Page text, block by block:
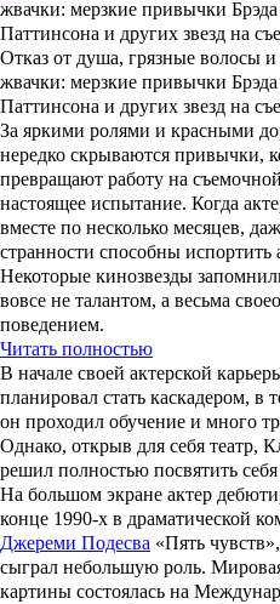
Отказ от душа, грязные волосы
жвачки: мерзкие привычки
Паттинсона и других звезд на
За яркими ролями и красными
нередко скрываются привычки,
превращают работу на
настоящее испытание. Когда
вместе по несколько месяцев,
странности способны испортить
Некоторые кинозвезды
вовсе не талантом, а весьма
поведением.
Читать полностью
В начале своей актерской
планировал стать каскадером, в
он проходил обучение и много
Однако, открыв для себя театр,
решил полностью посвятить себя
На большом экране актер
конце 1990-х в драматической
Джереми Подесва «Пять чувств
сыграл небольшую роль.
картины состоялась на